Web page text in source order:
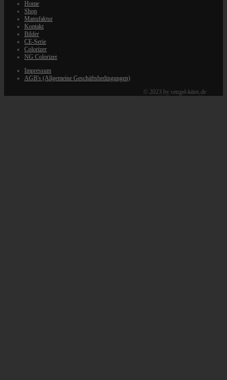
Home
Shop
Manufaktur
Kontakt
Bilder
CE-Serie
Colorizer
NG Colorizer
Impressum
AGB's (Allgemeine Geschäftsbedingungen)
© 2023 by cengel-kites.de